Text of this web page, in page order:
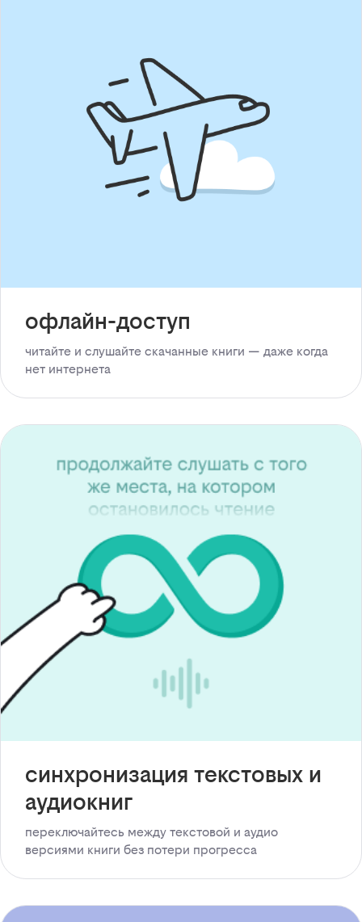
офлайн-доступ
читайте и слушайте скачанные книги — даже когда
нет интернета
синхронизация текстовых и
аудиокниг
переключайтесь между текстовой и аудио
версиями книги без потери прогресса